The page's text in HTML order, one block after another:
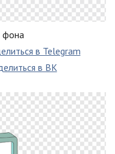
фона
в Telegram
в ВК